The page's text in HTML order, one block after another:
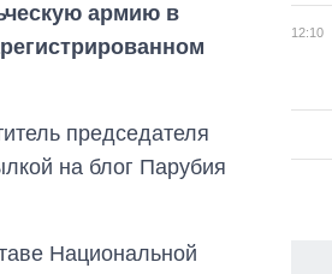
армию в
председателя
на блог Парубия
Национальной
12:10